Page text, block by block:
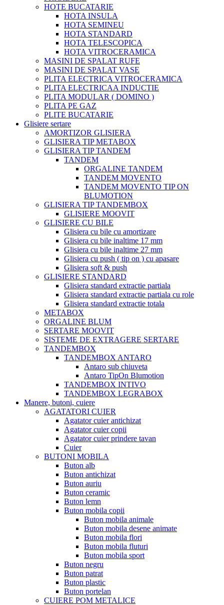
HOTE BUCATARIE
HOTA INSULA
HOTA SEMINEU
HOTA STANDARD
HOTA TELESCOPICA
HOTA VITROCERAMICA
MASINI DE SPALAT RUFE
MASINI DE SPALAT VASE
PLITA ELECTRICA VITROCERAMICA
PLITA ELECTRICAA INDUCTIE
PLITA MODULAR ( DOMINO )
PLITA PE GAZ
PLITE BUCATARIE
Glisiere sertare
AMORTIZOR GLISIERA
GLISIERA TIP METABOX
GLISIERA TIP TANDEM
TANDEM
ORGALINE TANDEM
TANDEM MOVENTO
TANDEM MOVENTO TIP ON
BLUMOTION
GLISIERA TIP TANDEMBOX
GLISIERE MOOVIT
GLISIERE CU BILE
Glisiera cu bile cu amortizare
Glisiera cu bile inaltime 17 mm
Glisiera cu bile inaltime 27 mm
Glisiera cu push ( tip on ) cu apasare
Glisiera soft & push
GLISIERE STANDARD
Glisiera standard extractie partiala
Glisiera standard extractie partiala cu role
Glisiera standard extractie totala
METABOX
ORGALINE BLUM
SERTARE MOOVIT
SISTEME DE EXTRAGERE SERTARE
TANDEMBOX
TANDEMBOX ANTARO
Antaro sub chiuveta
Antaro TipOn Blumotion
TANDEMBOX INTIVO
TANDEMBOX LEGRABOX
Manere, butoni, cuiere
AGATATORI CUIER
Agatator cuier antichizat
Agatator cuier copii
Agatator cuier prindere tavan
Cuier
BUTONI MOBILA
Buton alb
Buton antichizat
Buton auriu
Buton ceramic
Buton lemn
Buton mobila copii
Buton mobila animale
Buton mobila desene animate
Buton mobila flori
Buton mobila fluturi
Buton mobila sport
Buton negru
Buton patrat
Buton plastic
Buton portelan
CUIERE POM METALICE